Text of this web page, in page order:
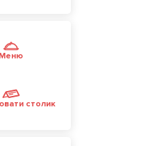
столик